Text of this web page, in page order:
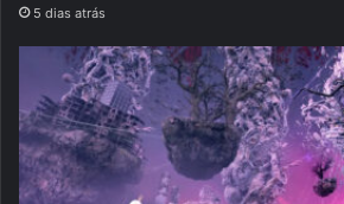
5 dias atrás